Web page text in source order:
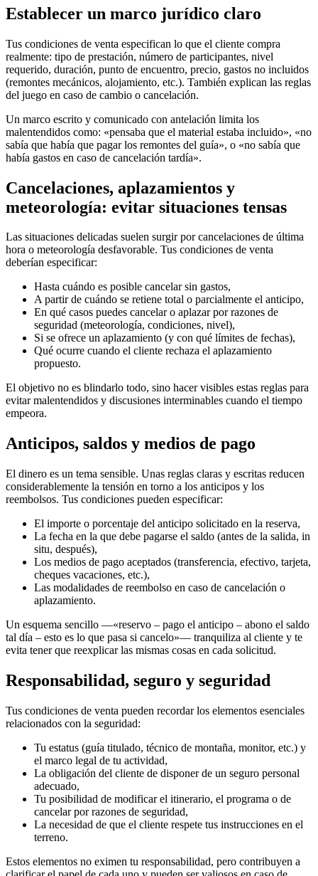
Establecer un marco jurídico claro
Tus condiciones de venta especifican lo que el cliente compra
realmente: tipo de prestación, número de participantes, nivel
requerido, duración, punto de encuentro, precio, gastos no incluidos
(remontes mecánicos, alojamiento, etc.). También explican las reglas
del juego en caso de cambio o cancelación.
Un marco escrito y comunicado con antelación limita los
malentendidos como: «pensaba que el material estaba incluido», «no
sabía que había que pagar los remontes del guía», o «no sabía que
había gastos en caso de cancelación tardía».
Cancelaciones, aplazamientos y
meteorología: evitar situaciones tensas
Las situaciones delicadas suelen surgir por cancelaciones de última
hora o meteorología desfavorable. Tus condiciones de venta
deberían especificar:
Hasta cuándo es posible cancelar sin gastos,
A partir de cuándo se retiene total o parcialmente el anticipo,
En qué casos puedes cancelar o aplazar por razones de
seguridad (meteorología, condiciones, nivel),
Si se ofrece un aplazamiento (y con qué límites de fechas),
Qué ocurre cuando el cliente rechaza el aplazamiento
propuesto.
El objetivo no es blindarlo todo, sino hacer visibles estas reglas para
evitar malentendidos y discusiones interminables cuando el tiempo
empeora.
Anticipos, saldos y medios de pago
El dinero es un tema sensible. Unas reglas claras y escritas reducen
considerablemente la tensión en torno a los anticipos y los
reembolsos. Tus condiciones pueden especificar:
El importe o porcentaje del anticipo solicitado en la reserva,
La fecha en la que debe pagarse el saldo (antes de la salida, in
situ, después),
Los medios de pago aceptados (transferencia, efectivo, tarjeta,
cheques vacaciones, etc.),
Las modalidades de reembolso en caso de cancelación o
aplazamiento.
Un esquema sencillo —«reservo – pago el anticipo – abono el saldo
tal día – esto es lo que pasa si cancelo»— tranquiliza al cliente y te
evita tener que reexplicar las mismas cosas en cada solicitud.
Responsabilidad, seguro y seguridad
Tus condiciones de venta pueden recordar los elementos esenciales
relacionados con la seguridad:
Tu estatus (guía titulado, técnico de montaña, monitor, etc.) y
el marco legal de tu actividad,
La obligación del cliente de disponer de un seguro personal
adecuado,
Tu posibilidad de modificar el itinerario, el programa o de
cancelar por razones de seguridad,
La necesidad de que el cliente respete tus instrucciones en el
terreno.
Estos elementos no eximen tu responsabilidad, pero contribuyen a